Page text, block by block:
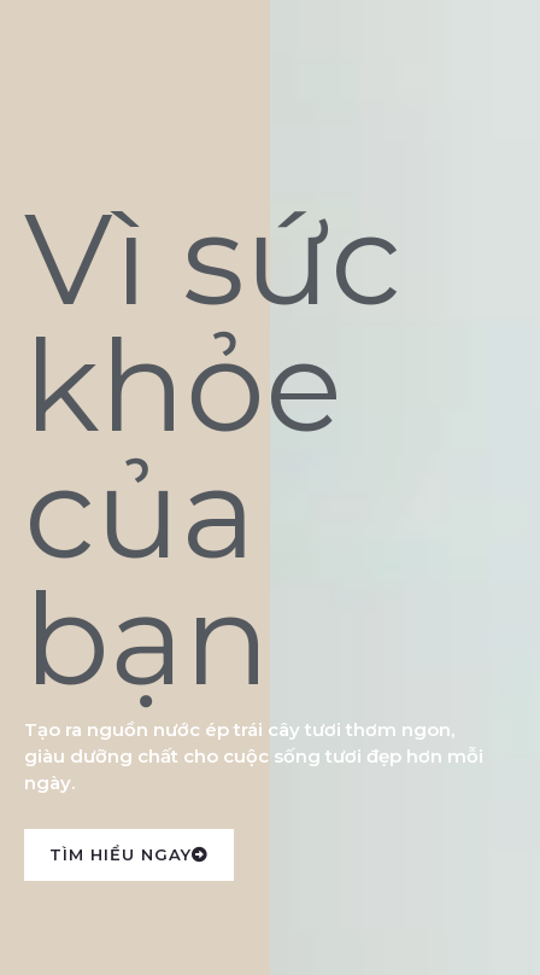
Vì sức
khỏe
của
bạn
Tạo ra nguồn nước ép trái cây tươi thơm ngon,
giàu dưỡng chất cho cuộc sống tươi đẹp hơn mỗi
ngày.
TÌM HIỂU NGAY